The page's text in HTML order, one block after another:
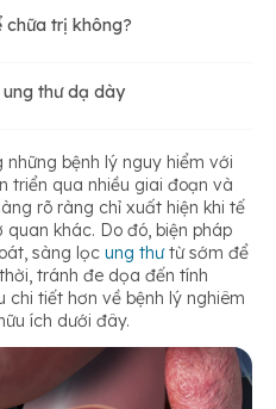
chữa trị không?
thư dạ dày
những bệnh lý nguy hiểm với
triển qua nhiều giai đoạn và
rõ ràng chỉ xuất hiện khi tế
khác. Do đó, biện pháp
sàng lọc ung thưtừ sớm để
tránh đe dọa đến tính
chi tiết hơn về bệnh lý nghiêm
ích dưới đây.